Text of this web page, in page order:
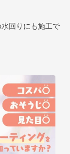
回りにも施工で